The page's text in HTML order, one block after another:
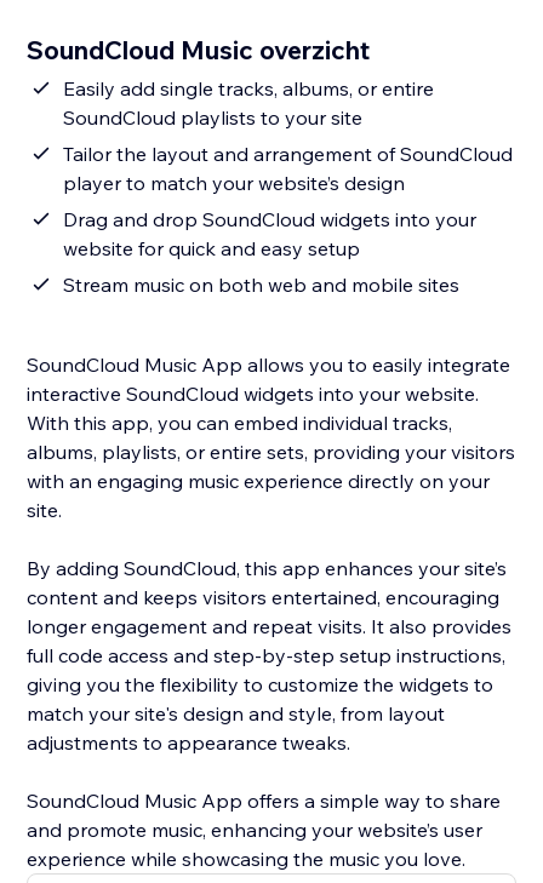
SoundCloud Music overzicht
Easily add single tracks, albums, or entire
SoundCloud playlists to your site
Tailor the layout and arrangement of SoundCloud
player to match your website’s design
Drag and drop SoundCloud widgets into your
website for quick and easy setup
Stream music on both web and mobile sites
SoundCloud Music App allows you to easily integrate
interactive SoundCloud widgets into your website.
With this app, you can embed individual tracks,
albums, playlists, or entire sets, providing your visitors
with an engaging music experience directly on your
site.
By adding SoundCloud, this app enhances your site’s
content and keeps visitors entertained, encouraging
longer engagement and repeat visits. It also provides
full code access and step-by-step setup instructions,
giving you the flexibility to customize the widgets to
match your site's design and style, from layout
adjustments to appearance tweaks.
SoundCloud Music App offers a simple way to share
and promote music, enhancing your website’s user